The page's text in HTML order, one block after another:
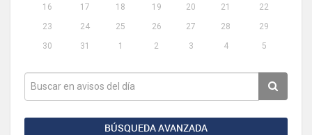
16
17 18 19 20 21
22
23
24 25 26 27 28
29
30
31 1 2 3 4 5
BÚSQUEDA AVANZADA